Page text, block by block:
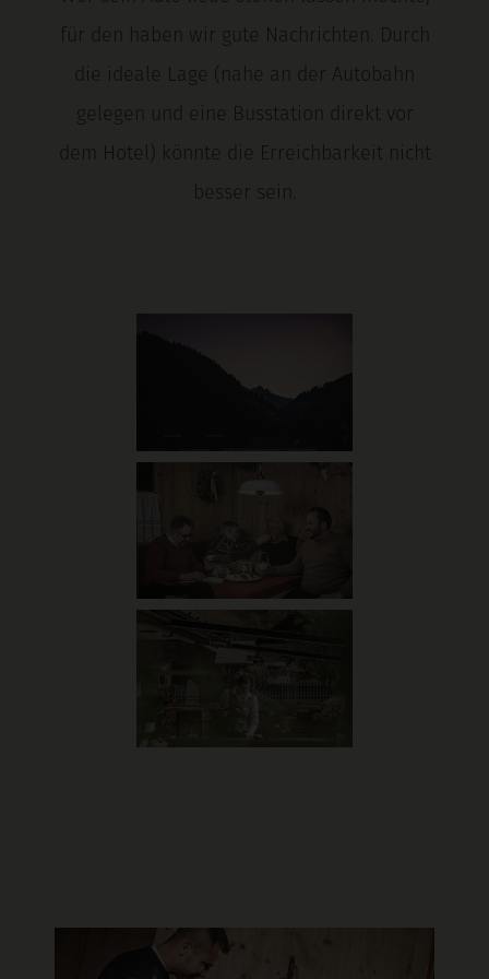
für den haben wir gute Nachrichten. Durch
die ideale Lage (nahe an der Autobahn
gelegen und eine Busstation direkt vor
dem Hotel) könnte die Erreichbarkeit nicht
besser sein.